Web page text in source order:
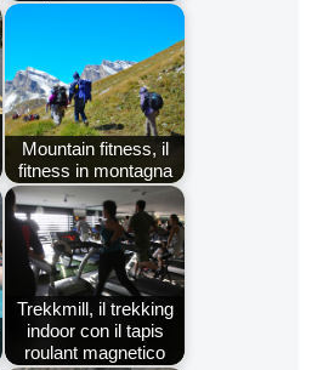
Mountain fitness, il
fitness in montagna
Trekkmill, il trekking
indoor con il tapis
roulant magnetico